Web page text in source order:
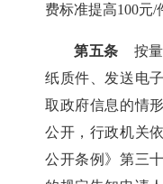
费标准提高100元/
第五条 按量
纸质件、发送电
取政府信息的情
公开，行政机关
公开条例》第三